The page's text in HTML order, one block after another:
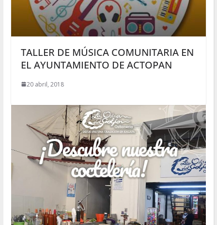
TALLER DE MÚSICA COMUNITARIA EN
EL AYUNTAMIENTO DE ACTOPAN
20 abril, 2018